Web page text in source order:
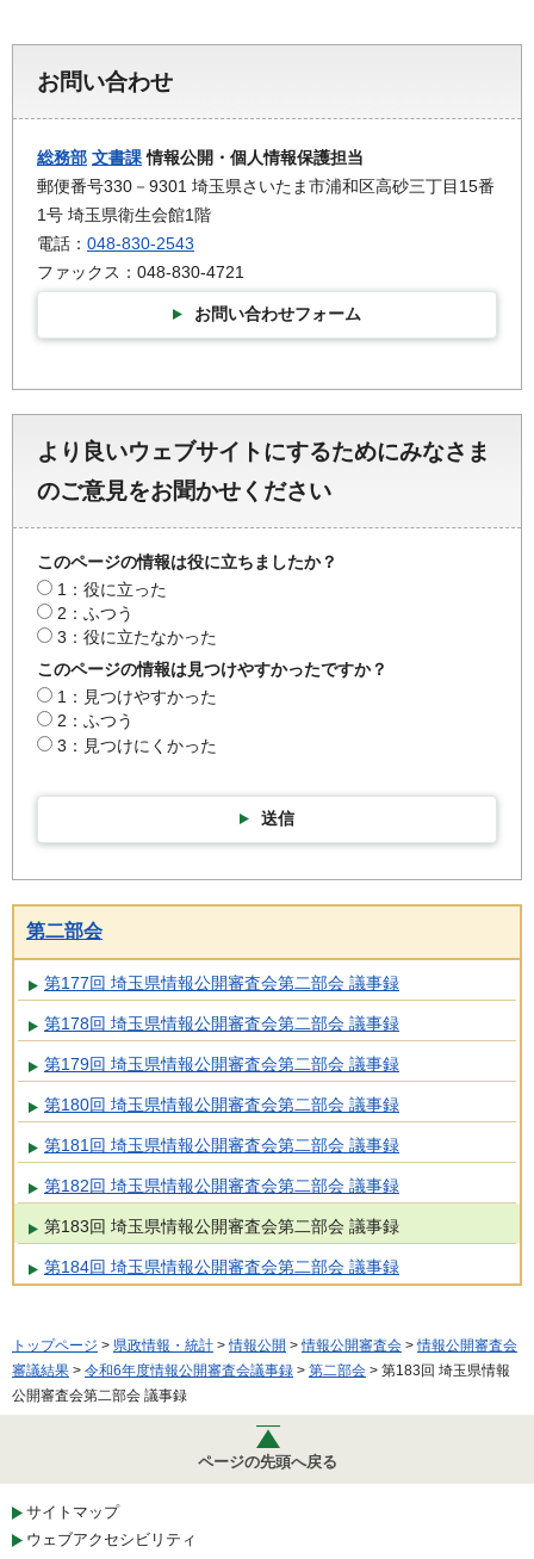
お問い合わせ
総務部 文書課情報公開・個人情報保護担当
郵便番号330－9301 埼玉県さいたま市浦和区高砂三丁目15番
1号 埼玉県衛生会館1階
電話： 048-830-2543
ファックス：048-830-4721
お問い合わせフォーム
より良いウェブサイトにするためにみなさま
のご意見をお聞かせください
このページの情報は役に立ちましたか？
1：役に立った
2：ふつう
3：役に立たなかった
このページの情報は見つけやすかったですか？
1：見つけやすかった
2：ふつう
3：見つけにくかった
送信
第二部会
第177回 埼玉県情報公開審査会第二部会 議事録
第178回 埼玉県情報公開審査会第二部会 議事録
第179回 埼玉県情報公開審査会第二部会 議事録
第180回 埼玉県情報公開審査会第二部会 議事録
第181回 埼玉県情報公開審査会第二部会 議事録
第182回 埼玉県情報公開審査会第二部会 議事録
第183回 埼玉県情報公開審査会第二部会 議事録
第184回 埼玉県情報公開審査会第二部会 議事録
トップページ > 県政情報・統計 >情報公開 >情報公開審査会 >情報公開審査会
審議結果 > 令和6年度情報公開審査会議事録 > 第二部会 > 第183回 埼玉県情報
公開審査会第二部会 議事録
ページの先頭へ戻る
サイトマップ
ウェブアクセシビリティ